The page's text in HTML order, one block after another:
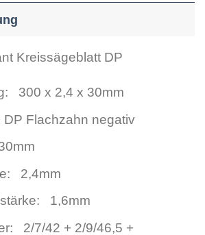
Kreissägeblatt DP
300 x 2,4 x 30mm
Flachzahn negativ
2,4mm
1,6mm
2/7/42 + 2/9/46,5 +